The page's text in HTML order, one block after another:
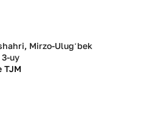
Mirzo-Ulugʻbek
uy
TJM